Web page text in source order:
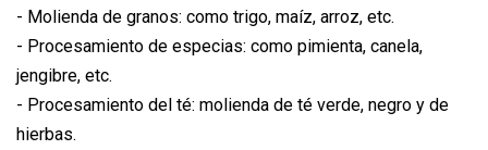
- Molienda de granos: como trigo, maíz, arroz, etc.
- Procesamiento de especias: como pimienta, canela,
jengibre, etc.
- Procesamiento del té: molienda de té verde, negro y de
hierbas.